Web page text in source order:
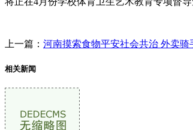
上一篇： 河南摸索食物平安社会共治 外卖骑
相关新闻